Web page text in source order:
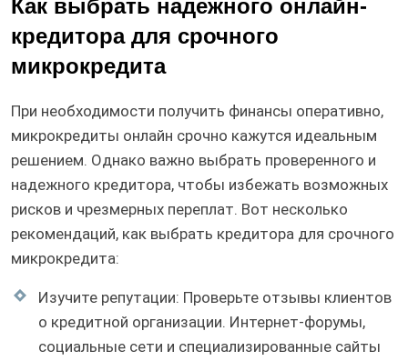
Как выбрать надежного онлайн-
кредитора для срочного
микрокредита
При необходимости получить финансы оперативно,
микрокредиты онлайн срочно кажутся идеальным
решением. Однако важно выбрать проверенного и
надежного кредитора, чтобы избежать возможных
рисков и чрезмерных переплат. Вот несколько
рекомендаций, как выбрать кредитора для срочного
микрокредита:
Изучите репутации: Проверьте отзывы клиентов
о кредитной организации. Интернет-форумы,
социальные сети и специализированные сайты